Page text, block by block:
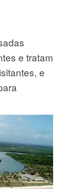
e tratam
e